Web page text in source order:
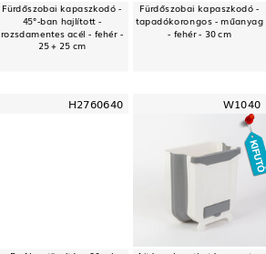
Fürdőszobai kapaszkodó -
45°-ban hajlított -
rozsdamentes acél - fehér -
25 + 25 cm
Fürdőszobai kapaszkodó -
tapadókorongos - műanyag
- fehér - 30 cm
H2760640 W1040